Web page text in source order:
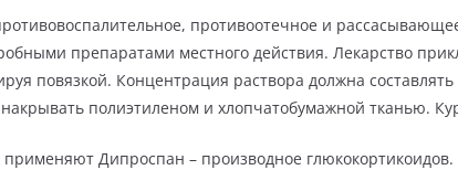
противоотечное и
препаратами местного действия. Лекарство
повязкой. Концентрация раствора должна
полиэтиленом и хлопчатобумажной тканью.
применяют Дипроспан – производное глюкокортикоидов.